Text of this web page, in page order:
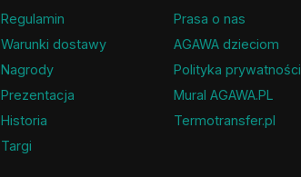
Regulamin
Warunki dostawy
Nagrody
Prezentacja
Historia
Targi
Prasa o nas
AGAWA dzieciom
Polityka prywatności
Mural AGAWA.PL
Termotransfer.pl